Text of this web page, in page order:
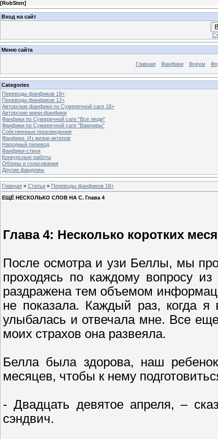
[RobSten]
Вход на сайт
Меню сайта
Главная Фанфики Форум
Categories
Переводы фанфиков 18+
Переводы фанфиков 12+
Авторские фанфики по Сумеречной саге 18+
Авторские мини-фанфики
Фанфики по Сумеречной саге "Все люди"
Фанфики по Сумеречной саге "Вампиры"
Собственные произведения
Фанфики. Из жизни актеров
Народный перевод
Фанфики-стихи
Конкурсные работы
Обзоры и голосования
Другие фандомы
Главная » Статьи » Переводы фанфиков 18+
ЕЩЁ НЕСКОЛЬКО СЛОВ НА С. Глава 4
Глава 4: Несколько коротких
После осмотра и узи Беллы, мы
проходясь по каждому вопросу
раздражена тем объемом
не показала. Каждый раз, когда
улыбалась и отвечала мне. Все
моих страхов она развеяла.
Белла была здорова, наш
месяцев, чтобы к нему
- Двадцать девятое апреля, –
сэндвич.